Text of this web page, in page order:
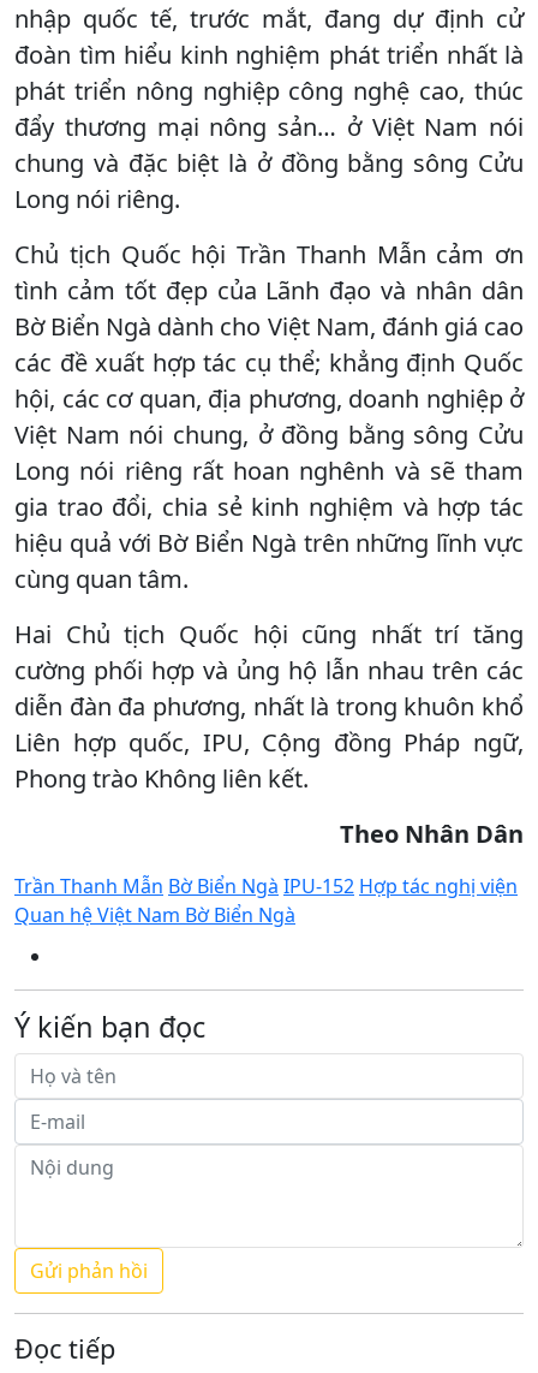
nhập quốc tế, trước mắt, đang dự định cử
đoàn tìm hiểu kinh nghiệm phát triển nhất là
phát triển nông nghiệp công nghệ cao, thúc
đẩy thương mại nông sản… ở Việt Nam nói
chung và đặc biệt là ở đồng bằng sông Cửu
Long nói riêng.
Chủ tịch Quốc hội Trần Thanh Mẫn cảm ơn
tình cảm tốt đẹp của Lãnh đạo và nhân dân
Bờ Biển Ngà dành cho Việt Nam, đánh giá cao
các đề xuất hợp tác cụ thể; khẳng định Quốc
hội, các cơ quan, địa phương, doanh nghiệp ở
Việt Nam nói chung, ở đồng bằng sông Cửu
Long nói riêng rất hoan nghênh và sẽ tham
gia trao đổi, chia sẻ kinh nghiệm và hợp tác
hiệu quả với Bờ Biển Ngà trên những lĩnh vực
cùng quan tâm.
Hai Chủ tịch Quốc hội cũng nhất trí tăng
cường phối hợp và ủng hộ lẫn nhau trên các
diễn đàn đa phương, nhất là trong khuôn khổ
Liên hợp quốc, IPU, Cộng đồng Pháp ngữ,
Phong trào Không liên kết.
Theo Nhân Dân
Trần Thanh Mẫn Bờ Biển Ngà IPU-152 Hợp tác nghị viện
Quan hệ Việt Nam Bờ Biển Ngà
Ý kiến bạn đọc
Đọc tiếp